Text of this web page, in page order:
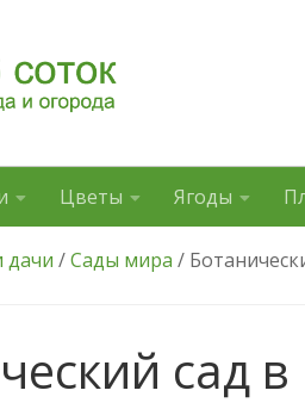
Цветы Ягоды
дачи /Сады мира /
сад